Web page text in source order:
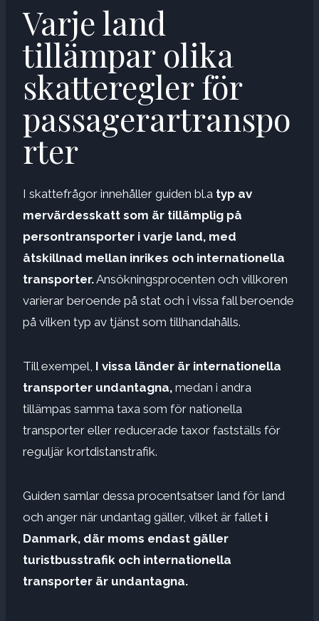
Varje land
tillämpar olika
skatteregler för
passagerartranspo
rter
I skattefrågor innehåller guiden bl.a typ av
mervärdesskatt som är tillämplig på
persontransporter i varje land, med
åtskillnad mellan inrikes och internationella
transporter.Ansökningsprocenten och villkoren
varierar beroende på stat och i vissa fall beroende
på vilken typ av tjänst som tillhandahålls.
Till exempel, I vissa länder är internationella
transporter undantagna, medan i andra
tillämpas samma taxa som för nationella
transporter eller reducerade taxor fastställs för
reguljär kortdistanstrafik.
Guiden samlar dessa procentsatser land för land
och anger när undantag gäller, vilket är fallet i
Danmark, där moms endast gäller
turistbusstrafik och internationella
transporter är undantagna.